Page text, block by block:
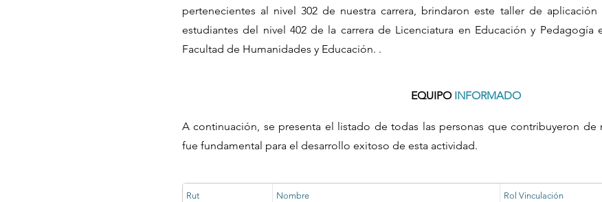
pertenecientes al nivel 302 de nuestra carrera, brindaron este taller de
estudiantes del nivel 402 de la carrera de Licenciatura en Educación y Pedagogía
Facultad de Humanidades y Educación. .
EQUIPO INFORMADO
A continuación, se presenta el listado de todas las personas que contribuyeron de
fue fundamental para el desarrollo exitoso de esta actividad.
Rut Nombre Rol Vinculación